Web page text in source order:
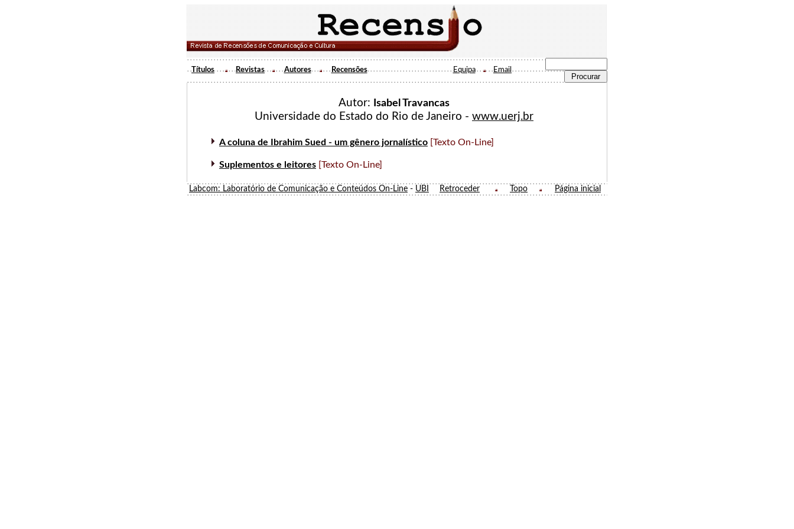
Títulos Revistas Autores Recensões Equipa Email
Autor: Isabel Travancas
Universidade do Estado do Rio de Janeiro - www.uerj.br
A coluna de Ibrahim Sued - um gênero jornalístico [Texto On-Line]
Suplementos e leitores [Texto On-Line]
Labcom: Laboratório de Comunicação e Conteúdos On-Line - UBI Retroceder Topo Página inicial